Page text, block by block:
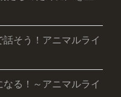
そう！アニマルライ
る！～アニマルライ